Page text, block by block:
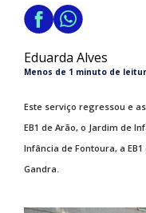
Eduarda Alves
Menos de 1 minuto de
Este serviço regressou e
EB1 de Arão, o Jardim de
Infância de Fontoura, a
Gandra.